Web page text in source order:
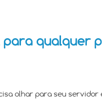
para qualquer
olhar para seu